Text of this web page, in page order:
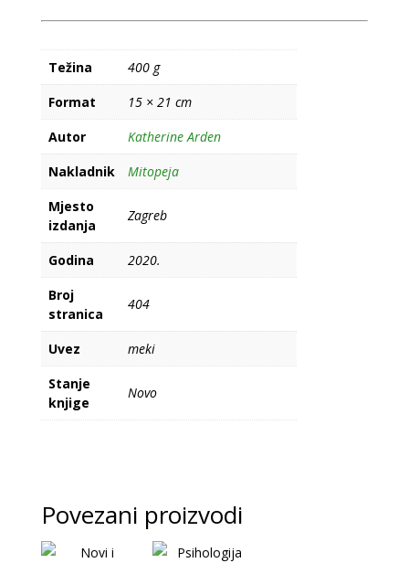
Težina
400 g
Format
15 × 21 cm
Autor
Katherine Arden
Nakladnik
Mitopeja
Mjesto
izdanja
Zagreb
Godina
2020.
Broj
stranica
404
Uvez
meki
Stanje
knjige
Novo
Povezani proizvodi
-